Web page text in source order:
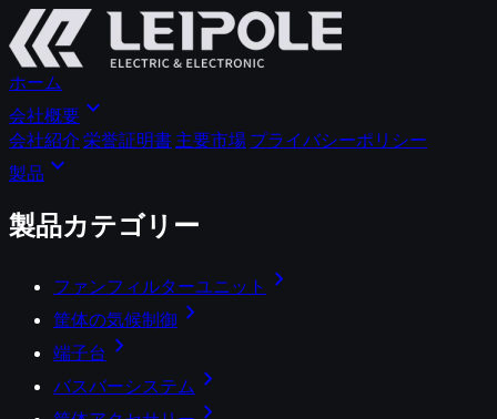
ホーム
会社概要 expand_more
会社紹介 栄誉証明書 主要市場 プライバシーポリシー
製品 expand_more
製品カテゴリー
ファンフィルターユニット chevron_right
筐体の気候制御 chevron_right
端子台 chevron_right
バスバーシステム chevron_right
chevron_right